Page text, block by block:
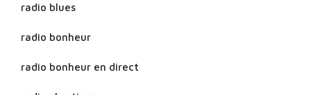
radio blues
radio bonheur
radio bonheur en direct